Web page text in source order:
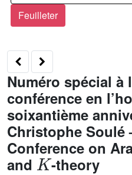
Feuilleter
Numéro spécial à
conférence en
soixantième
Christophe Soulé
Conference on
and
K
-theory